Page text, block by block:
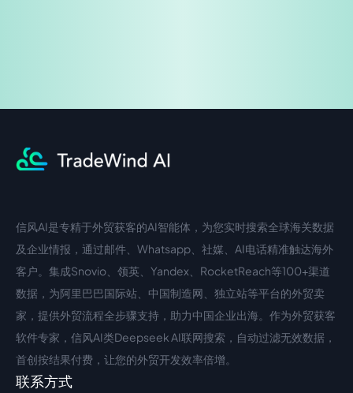
中文入口
信风AI是专精于外贸获客的AI智能体，为您实时搜索全球海关数据
及企业情报，通过邮件、Whatsapp、社媒、AI电话精准触达海外
客户。集成Snovio、领英、Yandex、RocketReach等100+渠道
数据，为阿里巴巴国际站、中国制造网、独立站等平台的外贸卖
家，提供外贸流程全步骤支持，助力中国企业出海。作为外贸获客
软件专家，信风AI类Deepseek AI联网搜索，自动过滤无效数据，
首创按结果付费，让您的外贸开发效率倍增。
联系方式